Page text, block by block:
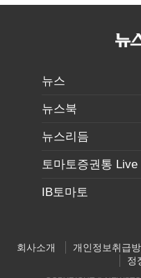
혁신 본격화
뉴스
뉴스북
뉴스리듬
토마토증권통 Live
IB토마토
회사소개 개인정보취급
정